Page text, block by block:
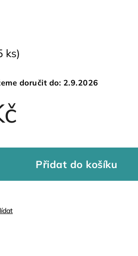
ks)
doručit do: 2.9.2026
Přidat do košíku